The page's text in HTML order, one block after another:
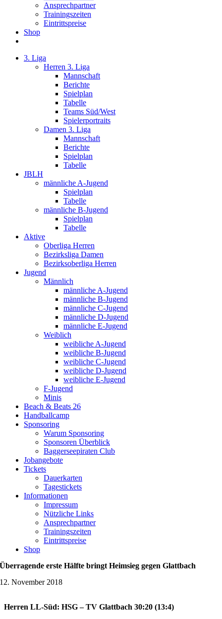
Ansprechpartner
Trainingszeiten
Eintrittspreise
Shop
3. Liga
Herren 3. Liga
Mannschaft
Berichte
Spielplan
Tabelle
Teams Süd/West
Spielerportraits
Damen 3. Liga
Mannschaft
Berichte
Spielplan
Tabelle
JBLH
männliche A-Jugend
Spielplan
Tabelle
männliche B-Jugend
Spielplan
Tabelle
Aktive
Oberliga Herren
Bezirksliga Damen
Bezirksoberliga Herren
Jugend
Männlich
männliche A-Jugend
männliche B-Jugend
männliche C-Jugend
männliche D-Jugend
männliche E-Jugend
Weiblich
weibliche A-Jugend
weibliche B-Jugend
weibliche C-Jugend
weibliche D-Jugend
weibliche E-Jugend
F-Jugend
Minis
Beach & Beats 26
Handballcamp
Sponsoring
Warum Sponsoring
Sponsoren Überblick
Baggerseepiraten Club
Jobangebote
Tickets
Dauerkarten
Tagestickets
Informationen
Impressum
Nützliche Links
Ansprechpartner
Trainingszeiten
Eintrittspreise
Shop
Überragende erste Hälfte bringt Heimsieg gegen Glattbach
12. November 2018
Herren LL-Süd: HSG – TV Glattbach 30:20 (13:4)